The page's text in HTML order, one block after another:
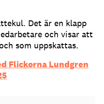
Det är en klapp
och visar att
som uppskattas.
Flickorna Lundgren